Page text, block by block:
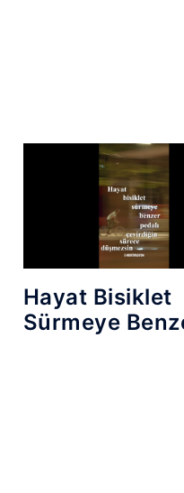
Hayat Bisiklet
Sürmeye